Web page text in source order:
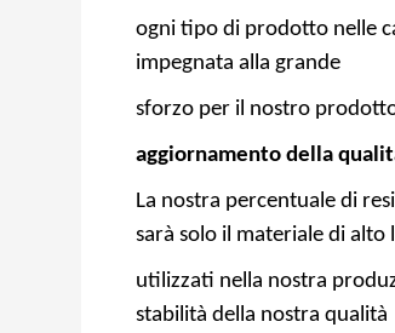
ogni tipo di prodotto nelle
impegnata alla grande
sforzo per il nostro
aggiornamento della
La nostra percentuale di
sarà solo il materiale di alto
utilizzati nella nostra
stabilità della nostra qualità